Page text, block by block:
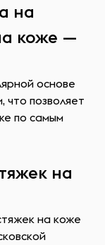
на
коже —
основе
что позволяет
по самым
на
на коже